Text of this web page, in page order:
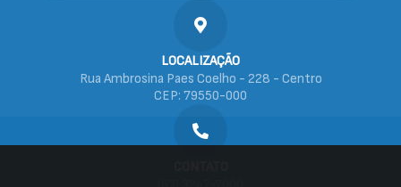
LOCALIZAÇÃO
Rua Ambrosina Paes Coelho - 228 - Centro
CEP: 79550-000